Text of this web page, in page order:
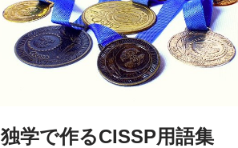
独学で作るCISSP用語集